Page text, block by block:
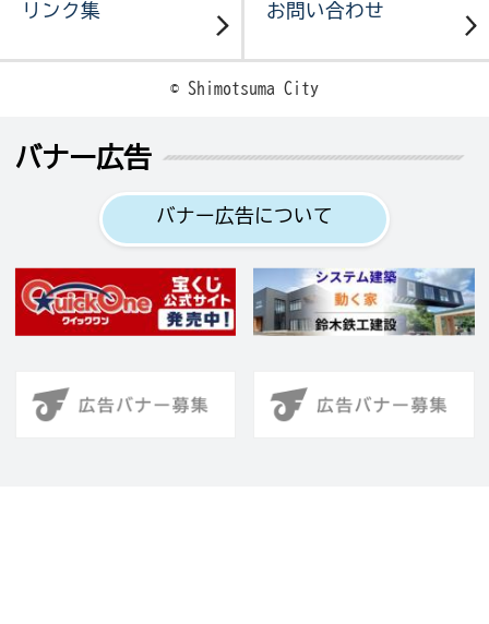
リンク集 お問い合わせ
© Shimotsuma City
バナー広告
バナー広告について